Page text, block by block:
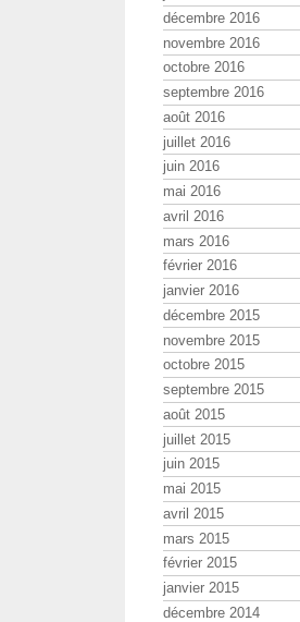
décembre 2016
novembre 2016
octobre 2016
septembre 2016
août 2016
juillet 2016
juin 2016
mai 2016
avril 2016
mars 2016
février 2016
janvier 2016
décembre 2015
novembre 2015
octobre 2015
septembre 2015
août 2015
juillet 2015
juin 2015
mai 2015
avril 2015
mars 2015
février 2015
janvier 2015
décembre 2014